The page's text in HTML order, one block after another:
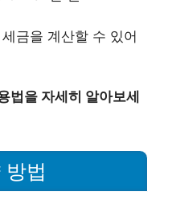
금을 계산할 수 있어
법을 자세히 알아보세
방법